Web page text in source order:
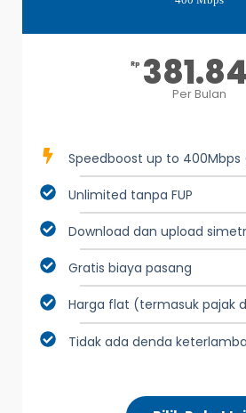
Rp
Per Bulan
Speedboost up to
Unlimited tanpa FUP
Download dan upload
Gratis biaya pasang
Harga flat (termasuk pajak
Tidak ada denda